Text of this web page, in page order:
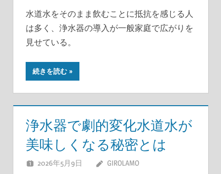
水道水をそのまま飲むことに抵抗を感じる人
は多く、浄水器の導入が一般家庭で広がりを
見せている。
続きを読む
浄水器で劇的変化水道水が
美味しくなる秘密とは
2026年5月9日 GIROLAMO